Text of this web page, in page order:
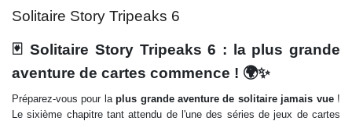
Solitaire Story Tripeaks 6
🃏 Solitaire Story Tripeaks 6 : la plus grande
aventure de cartes commence ! 🌍✨
Préparez-vous pour laplus grande aventure de solitaire jamais vue!
Le sixième chapitre tant attendu de l'une des séries de jeux de cartes